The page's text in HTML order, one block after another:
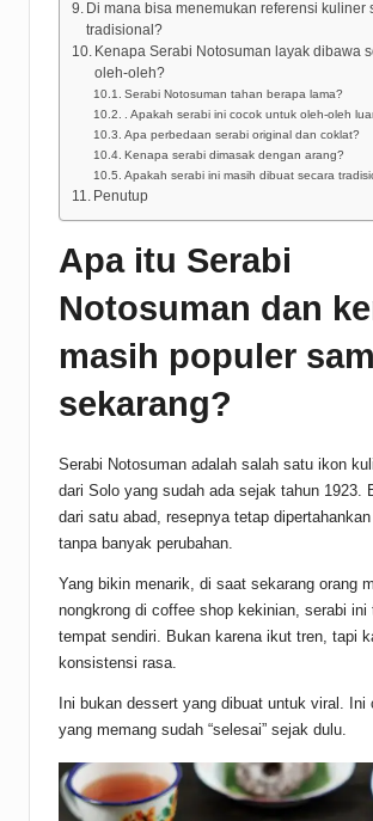
Di mana bisa menemukan referensi kuliner
tradisional?
Kenapa Serabi Notosuman layak dibawa
oleh-oleh?
Serabi Notosuman tahan berapa lama?
. Apakah serabi ini cocok untuk oleh-oleh
Apa perbedaan serabi original dan coklat?
Kenapa serabi dimasak dengan arang?
Apakah serabi ini masih dibuat secara
Penutup
Apa itu Serabi
Notosuman dan
masih populer
sekarang?
Serabi Notosuman adalah salah satu ikon
dari Solo yang sudah ada sejak tahun 1923.
dari satu abad, resepnya tetap
tanpa banyak perubahan.
Yang bikin menarik, di saat sekarang orang
nongkrong di coffee shop kekinian, serabi ini
tempat sendiri. Bukan karena ikut tren, tapi
konsistensi rasa.
Ini bukan dessert yang dibuat untuk viral. Ini
yang memang sudah “selesai” sejak dulu.